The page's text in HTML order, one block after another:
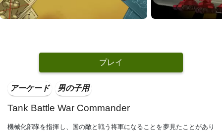
プレイ
アーケード 男の子用
Tank Battle War Commander
機械化部隊を指揮し、国の敵と戦う将軍になることを夢見たことがあり